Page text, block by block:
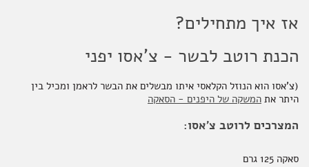
אז איך מתחילים?
הכנת רוטב לבשר - צ'אסו יפני
(צ'אסו הוא הנוזל הקלאסי איתו מבשלים את הבשר לראמן ומכיל בין
היתר את המשקה של היפנים - הסאקה
המצרכים לרוטב צ'אסו:
סאקה 125 גרם